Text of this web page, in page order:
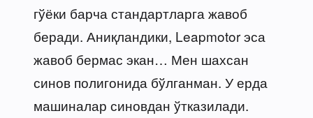
гўёки барча стандартларга жавоб
беради. Аниқландики, Leapmotor эса
жавоб бермас экан… Мен шахсан
синов полигонида бўлганман. У ерда
машиналар синовдан ўтказилади.